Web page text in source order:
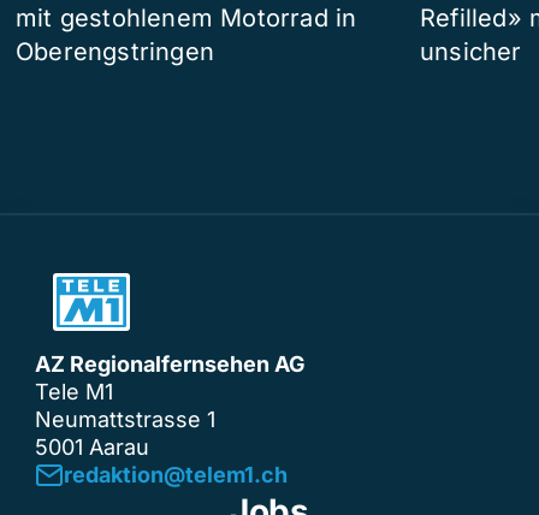
mit gestohlenem Motorrad in
Oberengstringen
Refilled»
unsicher
AZ Regionalfernsehen AG
Tele M1
Neumattstrasse 1
5001 Aarau
redaktion@telem1.ch